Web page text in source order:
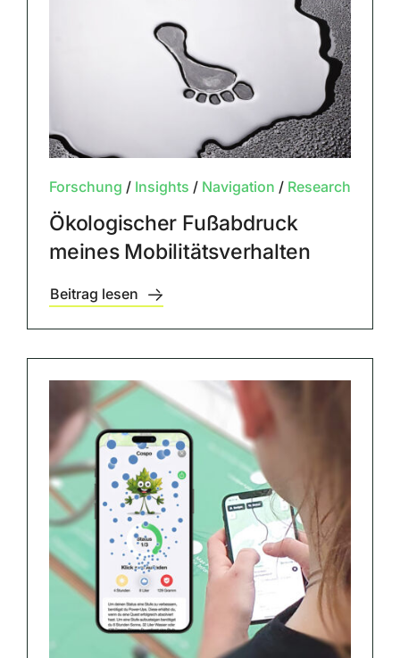
Forschung / Insights / Navigation / Research
Ökologischer Fußabdruck
meines Mobilitätsverhalten
Beitrag lesen